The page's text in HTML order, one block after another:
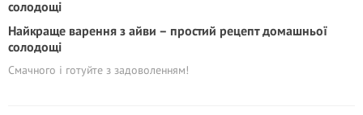
Найкраще варення з айви – простий рецепт домашньої
солодощі
Смачного і готуйте з задоволенням!